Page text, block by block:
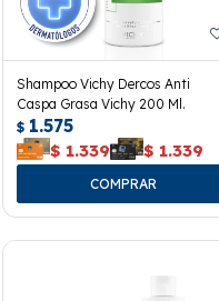
Shampoo Vichy Dercos Anti
Caspa Grasa Vichy 200 Ml.
$ 1.575
$ 1.339 $ 1.339